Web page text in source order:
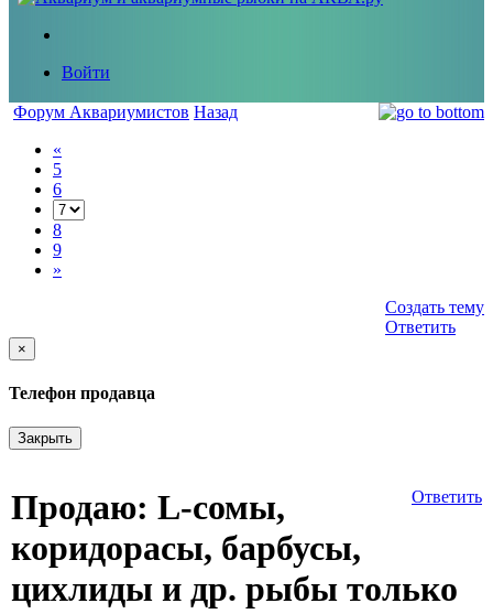
Войти
Форум Аквариумистов Назад
«
5
6
8
9
»
Создать тему
Ответить
×
Телефон продавца
Закрыть
Ответить
Продаю: L-сомы,
коридорасы, барбусы,
цихлиды и др. рыбы только